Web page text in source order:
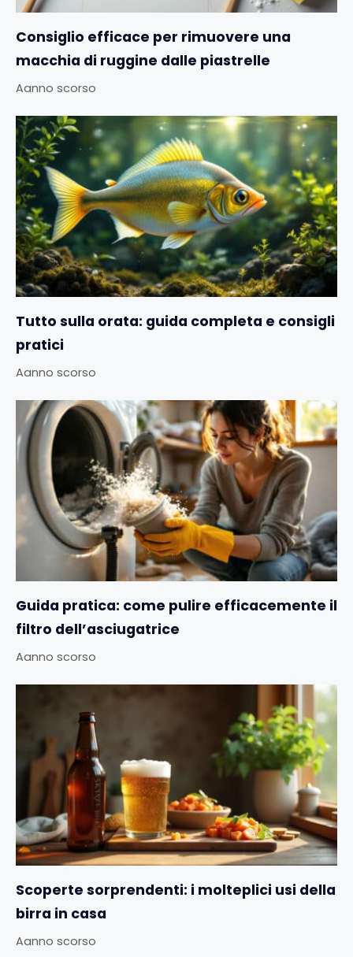
Consiglio efficace per rimuovere una
macchia di ruggine dalle piastrelle
Aanno scorso
Tutto sulla orata: guida completa e consigli
pratici
Aanno scorso
Guida pratica: come pulire efficacemente il
filtro dell’asciugatrice
Aanno scorso
Scoperte sorprendenti: i molteplici usi della
birra in casa
Aanno scorso